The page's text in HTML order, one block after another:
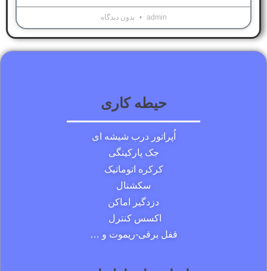
admin بدون دیدگاه
حیطه کاری
اُپراتور درب شیشه ای
جک پارکینگی
کرکره اتوماتیک
سکشنال
دزدگیر اماکن
اکسس کنترل
قفل برقی-ریموت و …